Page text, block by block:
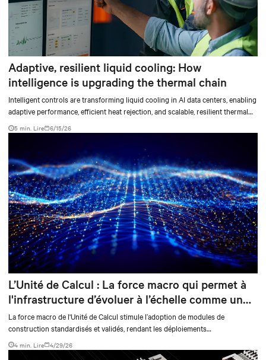
Adaptive, resilient liquid cooling: How
intelligence is upgrading the thermal chain
Intelligent controls are transforming liquid cooling in AI data centers, enabling
adaptive performance, efficient heat rejection, and scalable, resilient thermal
management.
5 min. Lire 6/15/26
L’Unité de Calcul : La force macro qui permet à
l'infrastructure d’évoluer à l’échelle comme un
logiciel
La force macro de l'Unité de Calcul stimule l’adoption de modules de
construction standardisés et validés, rendant les déploiements
d'infrastructure IA plus efficaces et plus prévisibles.
4 min. Lire 4/29/26